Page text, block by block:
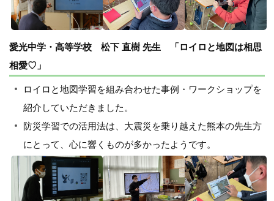
愛光中学・高等学校 松下 直樹 先生 「ロイロと地図は相思
相愛♡」
ロイロと地図学習を組み合わせた事例・ワークショップを
紹介していただきました。
防災学習での活用法は、大震災を乗り越えた熊本の先生方
にとって、心に響くものが多かったようです。